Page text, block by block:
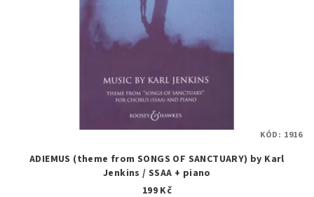
ADIEMUS (theme from SONGS OF SANCTUARY) by Karl
Jenkins / SSAA + piano
199 Kč
KÓD: 1916